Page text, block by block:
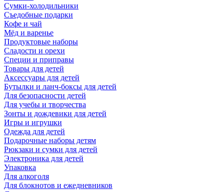
Сумки-холодильники
Съедобные подарки
Кофе и чай
Мёд и варенье
Продуктовые наборы
Сладости и орехи
Специи и приправы
Товары для детей
Аксессуары для детей
Бутылки и ланч-боксы для детей
Для безопасности детей
Для учебы и творчества
Зонты и дождевики для детей
Игры и игрушки
Одежда для детей
Подарочные наборы детям
Рюкзаки и сумки для детей
Электроника для детей
Упаковка
Для алкоголя
Для блокнотов и ежедневников